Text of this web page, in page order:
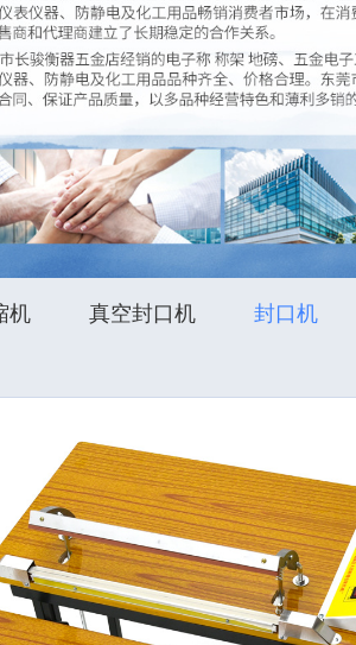
机 真空封口机 封口机